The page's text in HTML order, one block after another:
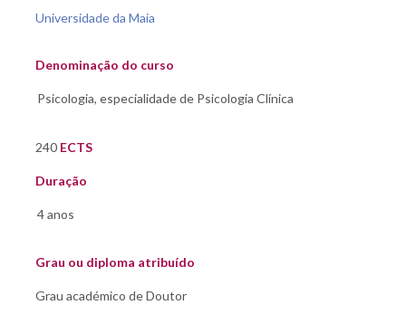
Universidade da Maia
Denominação do curso
240 ECTS
Duração
Grau ou diploma atribuído